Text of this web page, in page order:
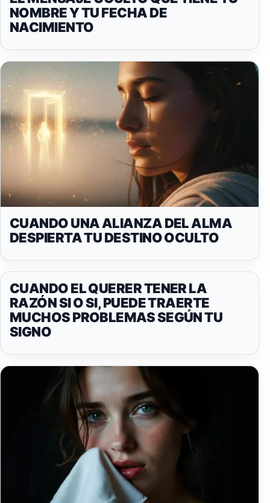
NOMBRE Y TU FECHA DE
NACIMIENTO
CUANDO UNA ALIANZA DEL ALMA
DESPIERTA TU DESTINO OCULTO
CUANDO EL QUERER TENER LA
RAZÓN SI O SI, PUEDE TRAERTE
MUCHOS PROBLEMAS SEGÚN TU
SIGNO